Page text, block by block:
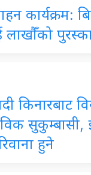
कार्यक्रम:
लाखौँको
किनारबाट
हुने